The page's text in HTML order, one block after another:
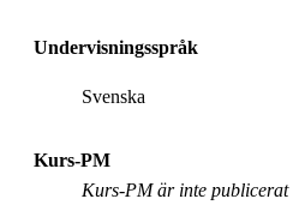
Undervisningsspråk
Svenska
Kurs-PM
Kurs-PM är inte publicerat